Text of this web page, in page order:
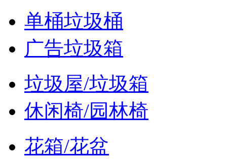
单桶垃圾桶
广告垃圾箱
垃圾屋/垃圾箱
休闲椅/园林椅
花箱/花盆